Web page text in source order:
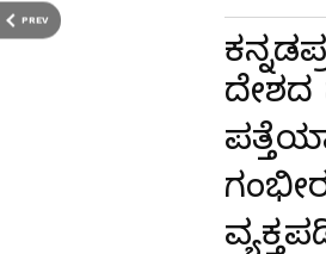
PREV
ದೇಶದ